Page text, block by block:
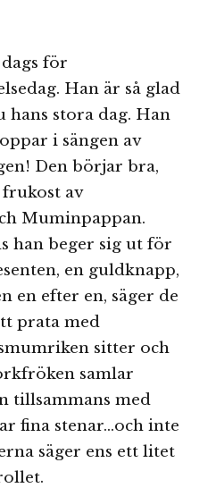
för
Han är så glad
hans stora dag. Han
i sängen av
Den börjar bra,
av
Muminpappan.
han beger sig ut för
en guldknapp,
en efter en, säger de
prata med
sitter och
samlar
tillsammans med
fina stenar…och inte
säger ens ett litet